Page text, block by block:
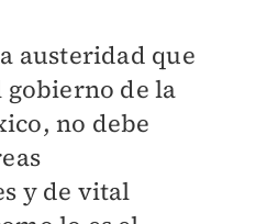
austeridad que
gobierno de la
no debe
y de vital